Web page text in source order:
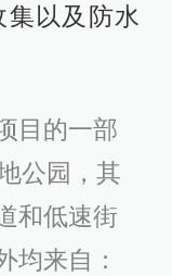
以及防水
目的一部
公园，其
和低速街
均来自：